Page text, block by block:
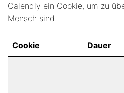
Calendly ein Cookie, um zu
Mensch sind.
Cookie Dauer